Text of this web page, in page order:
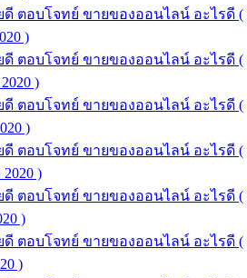
ดี ตอบโจทย์ ขายของออนไลน์ อะไรดี (
)
ดี ตอบโจทย์ ขายของออนไลน์ อะไรดี (
)
ดี ตอบโจทย์ ขายของออนไลน์ อะไรดี (
)
ดี ตอบโจทย์ ขายของออนไลน์ อะไรดี (
)
ดี ตอบโจทย์ ขายของออนไลน์ อะไรดี (
)
ดี ตอบโจทย์ ขายของออนไลน์ อะไรดี (
)